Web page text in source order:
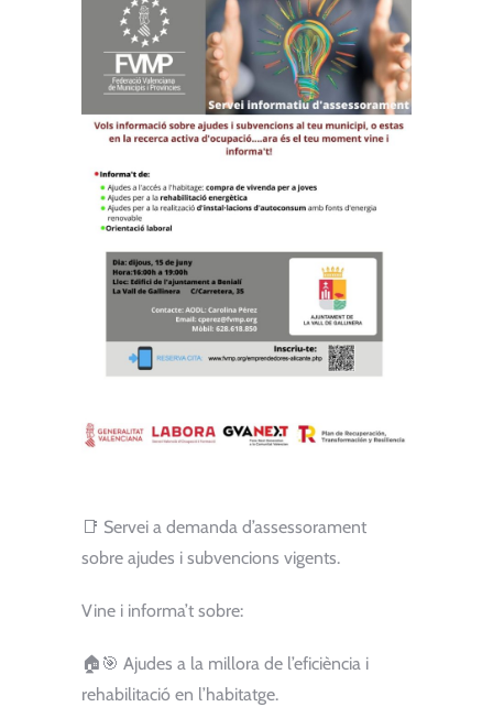
📑 Servei a demanda d’assessorament
sobre ajudes i subvencions vigents.
Vine i informa’t sobre:
🏠🎯 Ajudes a la millora de l’eficiència i
rehabilitació en l’habitatge.